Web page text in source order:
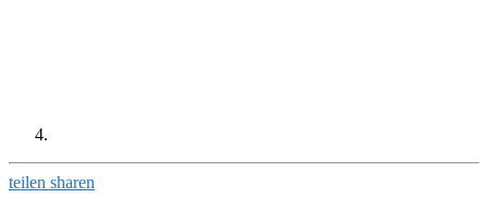
teilen sharen